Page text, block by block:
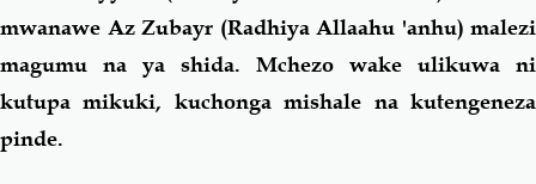
mwanawe Az Zubayr (Radhiya Allaahu 'anhu) malezi
magumu na ya shida. Mchezo wake ulikuwa ni
kutupa mikuki, kuchonga mishale na kutengeneza
pinde.